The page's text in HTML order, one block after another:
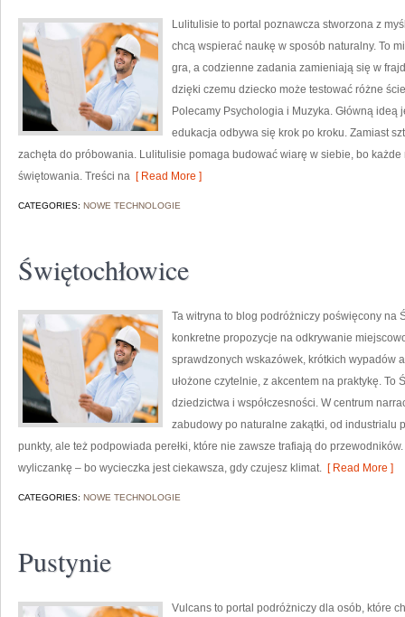
Lulitulisie to portal poznawcza stworzona z
chcą wspierać naukę w sposób naturalny. To
gra, a codzienne zadania zamieniają się w
dzięki czemu dziecko może testować różne
Polecamy Psychologia i Muzyka. Główną
edukacja odbywa się krok po kroku. Zamiast
zachęta do próbowania. Lulitulisie pomaga budować wiarę w siebie, bo każde
świętowania. Treści na [ Read More ]
CATEGORIES: NOWE TECHNOLOGIE
Świętochłowice
Ta witryna to blog podróżniczy poświęcony na
konkretne propozycje na odkrywanie
sprawdzonych wskazówek, krótkich wypadów
ułożone czytelnie, z akcentem na praktykę.
dziedzictwa i współczesności. W centrum
zabudowy po naturalne zakątki, od industrialu
punkty, ale też podpowiada perełki, które nie zawsze trafiają do
wyliczankę – bo wycieczka jest ciekawsza, gdy czujesz klimat. [ Read More ]
CATEGORIES: NOWE TECHNOLOGIE
Pustynie
Vulcans to portal podróżniczy dla osób, które